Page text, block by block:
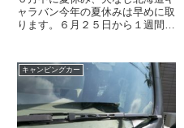
れ...
ャラバン今年の夏休みは早めに取
ります。６月２５日から１週間、
てワンポイントでしかまとまった
休暇がとれそうもありません。急
遽休みが決ったので海外の手配
も...
キャンピングカー